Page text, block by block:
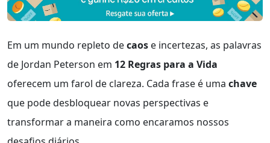
Em um mundo repleto decaos e incertezas, as palavras
de Jordan Peterson em 12 Regras para a Vida
oferecem um farol de clareza. Cada frase é uma chave
que pode desbloquear novas perspectivas e
transformar a maneira como encaramos nossos